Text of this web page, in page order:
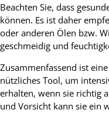
Beachten Sie, dass
können. Es ist daher
oder anderen Ölen bzw.
geschmeidig und
Zusammenfassend ist
nützliches Tool, um
erhalten, wenn sie richtig
und Vorsicht kann sie ein